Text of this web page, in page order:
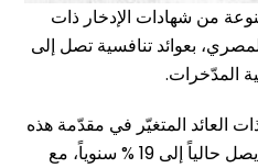
من شهادات الإدخار ذات
المصري، بعوائد تنافسية تصل إلى
العائد المتغيّر في مقدّمة هذه
الباقة، حيث توفر عائداً متغيّراً يصل حالياً إلى 19 % سنوياً، مع